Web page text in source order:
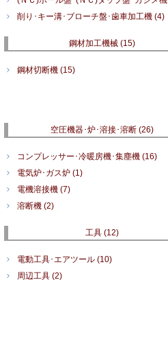
削り･キー溝･ブローチ盤･歯車加工機 (4)
鋼材加工機械 (15)
鋼材切断機 (15)
空圧機器･炉･溶接･溶断 (26)
コンプレッサー･冷暖房機･集塵機 (16)
電気炉･ガス炉 (1)
電機溶接機 (7)
溶断機 (2)
工具 (12)
電動工具･エアツール (10)
周辺工具 (2)